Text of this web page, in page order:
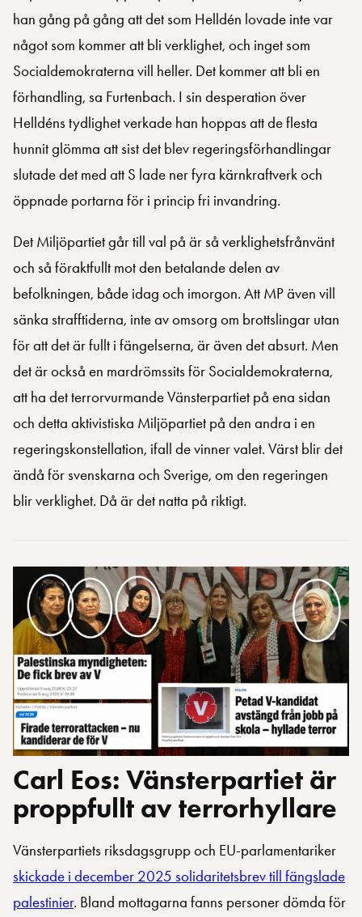
han gång på gång att det som Helldén lovade inte var
något som kommer att bli verklighet, och inget som
Socialdemokraterna vill heller. Det kommer att bli en
förhandling, sa Furtenbach. I sin desperation över
Helldéns tydlighet verkade han hoppas att de flesta
hunnit glömma att sist det blev regeringsförhandlingar
slutade det med att S lade ner fyra kärnkraftverk och
öppnade portarna för i princip fri invandring.
Det Miljöpartiet går till val på är så verklighetsfrånvänt
och så föraktfullt mot den betalande delen av
befolkningen, både idag och imorgon. Att MP även vill
sänka strafftiderna, inte av omsorg om brottslingar utan
för att det är fullt i fängelserna, är även det absurt. Men
det är också en mardrömssits för Socialdemokraterna,
att ha det terrorvurmande Vänsterpartiet på ena sidan
och detta aktivistiska Miljöpartiet på den andra i en
regeringskonstellation, ifall de vinner valet. Värst blir det
ändå för svenskarna och Sverige, om den regeringen
blir verklighet. Då är det natta på riktigt.
Carl Eos: Vänsterpartiet är
proppfullt av terrorhyllare
Vänsterpartiets riksdagsgrupp och EU-parlamentariker
skickade i december 2025 solidaritetsbrev till fängslade
palestinier. Bland mottagarna fanns personer dömda för